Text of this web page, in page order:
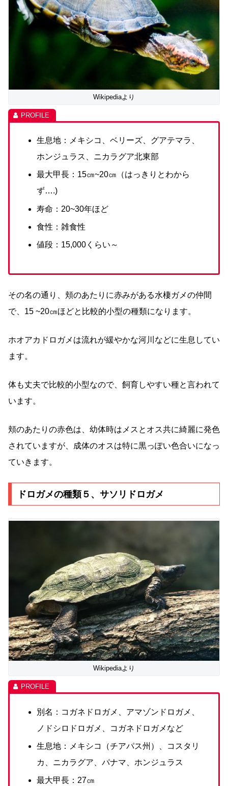
Wikipediaより
生息地：メキシコ、ベリーズ、グアテマラ、
ホンジュラス、ニカラグア北東部
最大甲長：15㎝~20㎝（はっきりとわから
ず….)
寿命：20~30年ほど
食性：雑食性
値段：15,000くらい～
その名の通り、頬のあたりに赤みがある水棲ガメの仲間
で、15 ~20㎝ほどと比較的小型の種類になります。
ホオアカドロガメは流れが緩やかな河川などに生息してい
ます。
体も丈夫で比較的小型なので、飼育しやすい種と言われて
います。
頬のあたりの赤色は、幼体時はメスとオス共に綺麗に発色
されていますが、成体のオスは特に黒っぽい色合いになっ
ていきます。
ドロガメの種類５、サソリドロガメ
Wikipediaより
別名：コガネドロガメ、アマゾンドロガメ、
ノドシロドロガメ、コガネドロガメなど
生息地：メキシコ（チアパス州）、コスタリ
カ、ニカラグア、パナマ、ホンジュラス
最大甲長：27㎝